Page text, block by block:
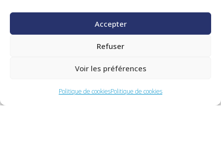
Accepter
Refuser
Voir les préférences
Politique de cookiesPolitique de cookies